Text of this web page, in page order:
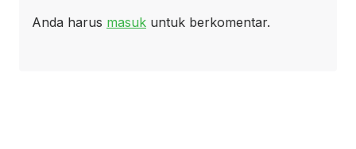
Anda harus masuk untuk berkomentar.